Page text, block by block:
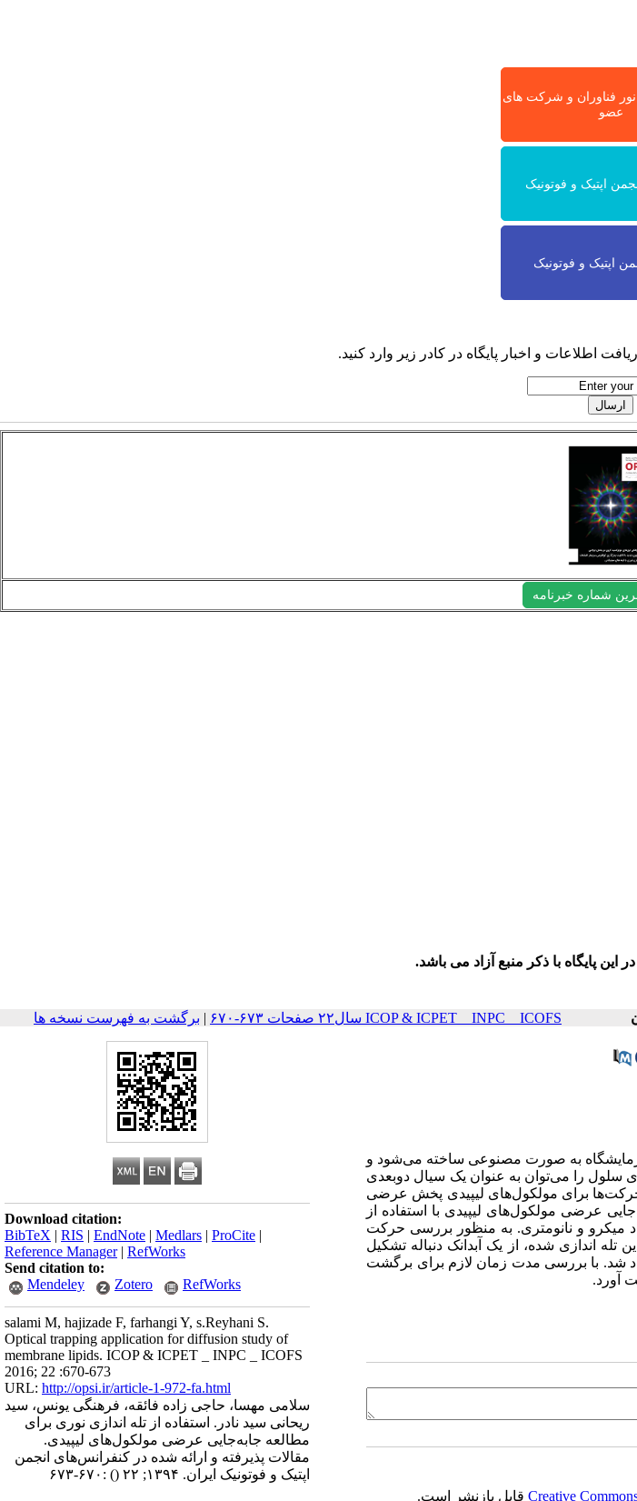
فناوران و شرکت های
عضو
اپتیک و فوتونیک
اپتیک و فوتونیک
اطلاعات و اخبار پایگاه در کادر زیر وارد کنید.
شماره خبرنامه
این پایگاه با ذکر منبع آزاد می باشد.
ICOP & ICPET _ INPC _ ICOFS سال۲۲ صفحات ۶۷۳-۶۷۰ | برگشت به فهرست نسخه ها
Download citation:
BibTeX | RIS | EndNote | Medlars | ProCite |
Reference Manager| RefWorks
Send citation to:
Mendeley
Zotero RefWorks
salami M, hajizade F, farhangi Y, s.Reyhani S.
Optical trapping application for diffusion study of
membrane lipids. ICOP & ICPET _ INPC _ ICOFS
2016; 22 :670-673
URL: http://opsi.ir/article-1-972-fa.html
سلامی مهسا، حاجی زاده فائقه، فرهنگی یونس، سید
ریحانی سید نادر. استفاده از تله اندازی نوری برای
مطالعه جابه‌جایی عرضی مولکول‌های لیپیدی.
مقالات پذیرفته و ارائه شده در کنفرانس‌های انجمن
اپتیک و فوتونیک ایران. ۱۳۹۴; ۲۲
() :۶۷۰-۶۷۳
آزمایشگاه به صورت مصنوعی ساخته می‌شود و
سلول را می‌توان به عنوان یک سیال دو‌‌بعدی
حرکت‌ها برای مولکول‌های لیپیدی پخش عرضی
عرضی مولکول‌های لیپیدی با استفاده از
میکرو و نانومتری. به منظور بررسی حرکت
تله ‌اندازی شده، از یک آبدانک دنباله تشکیل
شد. با بررسی مدت زمان لازم برای برگشت
آورد.
Creativeقابل بازنشر است.